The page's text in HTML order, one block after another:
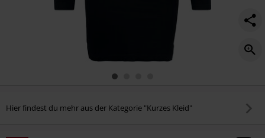
Hier findest du mehr aus der Kategorie "Kurzes Kleid"